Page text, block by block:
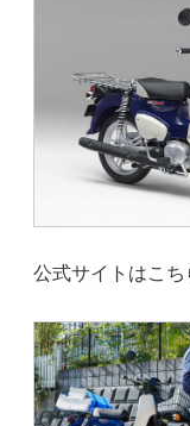
公式サイトはこち